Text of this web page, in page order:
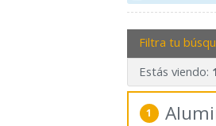
Filtra tu
Estás viendo:
1